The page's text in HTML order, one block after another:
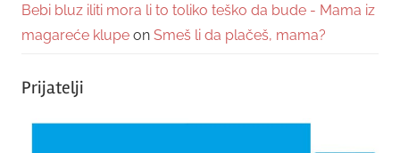
Bebi bluz iliti mora li to toliko teško da bude - Mama iz
magareće klupe on Smeš li da plačeš, mama?
Prijatelji